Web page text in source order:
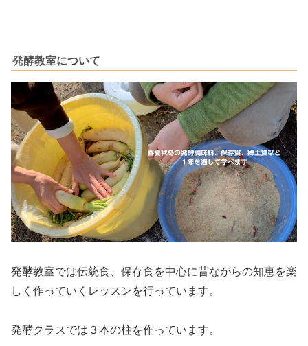
発酵教室について
発酵教室では伝統食、保存食を中心に昔ながらの知恵を楽
しく作っていくレッスンを行っています。
発酵クラスでは３本の柱を作っています。